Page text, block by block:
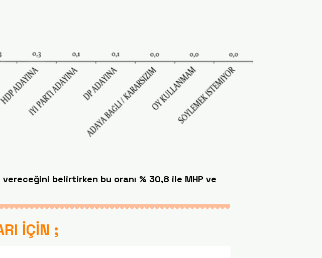
belirtirken bu oranı % 30,8 ile MHP ve
İÇİN ;